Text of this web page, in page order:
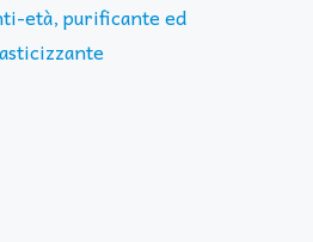
età, purificante ed